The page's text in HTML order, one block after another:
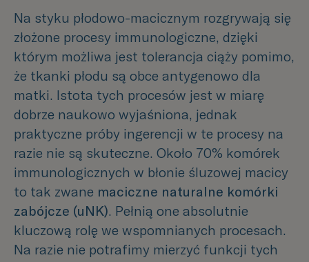
Na styku płodowo-macicznym rozgrywają się
złożone procesy immunologiczne, dzięki
którym możliwa jest tolerancja ciąży pomimo,
że tkanki płodu są obce antygenowo dla
matki. Istota tych procesów jest w miarę
dobrze naukowo wyjaśniona, jednak
praktyczne próby ingerencji w te procesy na
razie nie są skuteczne. Około 70% komórek
immunologicznych w błonie śluzowej macicy
to tak zwane maciczne naturalne komórki
zabójcze (uNK). Pełnią one absolutnie
kluczową rolę we wspomnianych procesach.
Na razie nie potrafimy mierzyć funkcji tych